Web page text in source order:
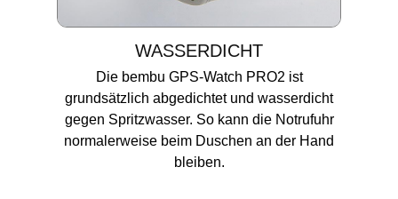
WASSERDICHT
Die bembu GPS-Watch PRO2 ist
grundsätzlich abgedichtet und wasserdicht
gegen Spritzwasser. So kann die Notrufuhr
normalerweise beim Duschen an der Hand
bleiben.